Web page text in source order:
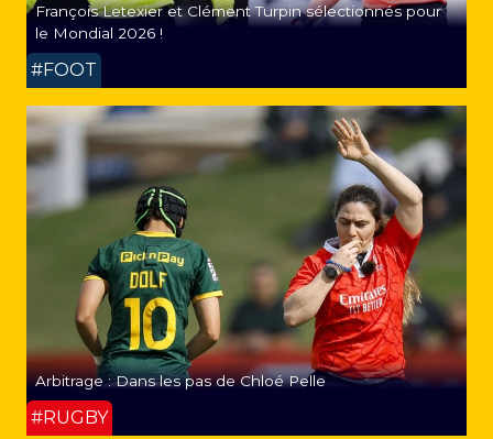
François Letexier et Clément Turpin sélectionnés pour
le Mondial 2026 !
#FOOT
Arbitrage : Dans les pas de Chloé Pelle
#RUGBY